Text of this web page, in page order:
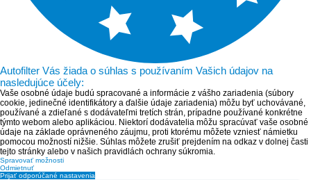
Autofilter Vás žiada o súhlas s používaním Vašich údajov na
nasledujúce účely:
Vaše osobné údaje budú spracované a informácie z vášho zariadenia (súbory
cookie, jedinečné identifikátory a ďalšie údaje zariadenia) môžu byť uchovávané,
používané a zdieľané s dodávateľmi tretích strán, prípadne používané konkrétne
týmto webom alebo aplikáciou. Niektorí dodávatelia môžu spracúvať vaše osobné
údaje na základe oprávneného záujmu, proti ktorému môžete vzniesť námietku
pomocou možností nižšie. Súhlas môžete zrušiť prejdením na odkaz v dolnej časti
tejto stránky alebo v našich pravidlách ochrany súkromia.
Spravovať možnosti
Odmietnuť
Prijať odporúčané nastavenia